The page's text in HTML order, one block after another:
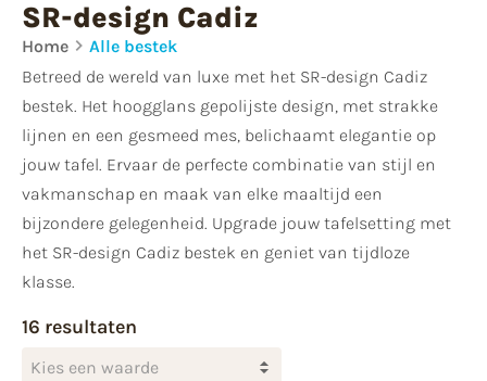
SR-design Cadiz
Home
Alle bestek
Betreed de wereld van luxe met het SR-design Cadiz
bestek. Het hoogglans gepolijste design, met strakke
lijnen en een gesmeed mes, belichaamt elegantie op
jouw tafel. Ervaar de perfecte combinatie van stijl en
vakmanschap en maak van elke maaltijd een
bijzondere gelegenheid. Upgrade jouw tafelsetting met
het SR-design Cadiz bestek en geniet van tijdloze
klasse.
16 resultaten
Kies een waarde